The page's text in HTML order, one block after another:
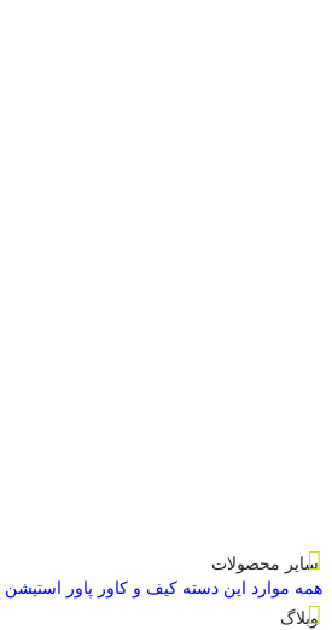
سایر محصولات
همه موارد این دسته کیف و کاور پاور استیشن
وبلاگ